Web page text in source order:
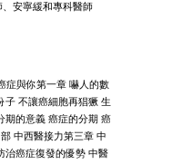
安寧緩和專科醫師
症與你第一章 嚇人的數
子 不讓癌細胞再猖獗 生
期的意義 癌症的分期 癌
中西醫接力第三章 中
治癌症復發的優勢 中醫